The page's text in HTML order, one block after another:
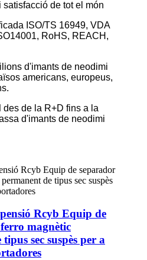
satisfacció de tot el món
ISO/TS 16949, VDA
RoHS, REACH,
d'imants de neodimi
americans, europeus,
des de la R+D fins a la
d'imants de neodimi
Rcyb Equip de
magnètic
sec suspès per a